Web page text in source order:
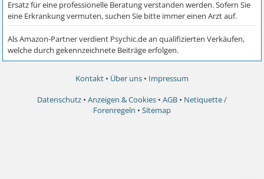
Kontakt • Über uns • Impressum
Datenschutz • Anzeigen & Cookies • AGB • Netiquette /
Forenregeln • Sitemap